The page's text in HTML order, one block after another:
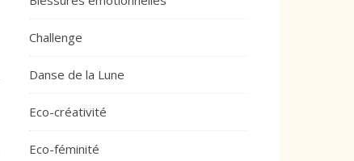
Challenge
Danse de la Lune
Eco-créativité
Eco-féminité